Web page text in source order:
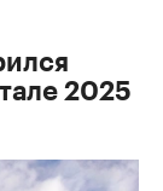
2025